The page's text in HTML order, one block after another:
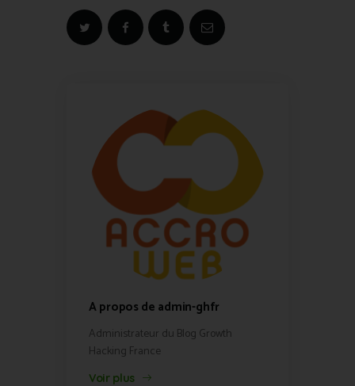
A propos de admin-ghfr
Administrateur du Blog Growth
Hacking France
Voir plus